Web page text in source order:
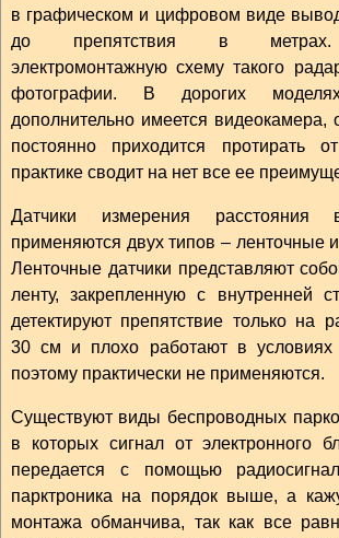
в графическом и цифровом виде
до препятствия в метрах.
электромонтажную схему такого
фотографии. В дорогих моделях
дополнительно имеется видеокамера,
постоянно приходится протирать
практике сводит на нет все ее
Датчики измерения расстояния
применяются двух типов – ленточные
Ленточные датчики представляют
ленту, закрепленную с внутренней
детектируют препятствие только на
30 см и плохо работают в
поэтому практически не применяются.
Существуют виды беспроводных
в которых сигнал от электронного
передается с помощью
парктроника на порядок выше, а
монтажа обманчива, так как все